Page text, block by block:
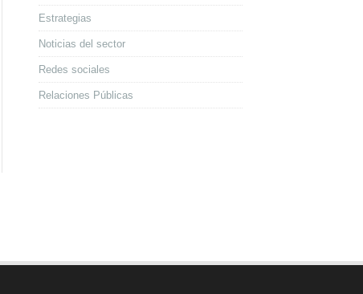
Estrategias
Noticias del sector
Redes sociales
Relaciones Públicas